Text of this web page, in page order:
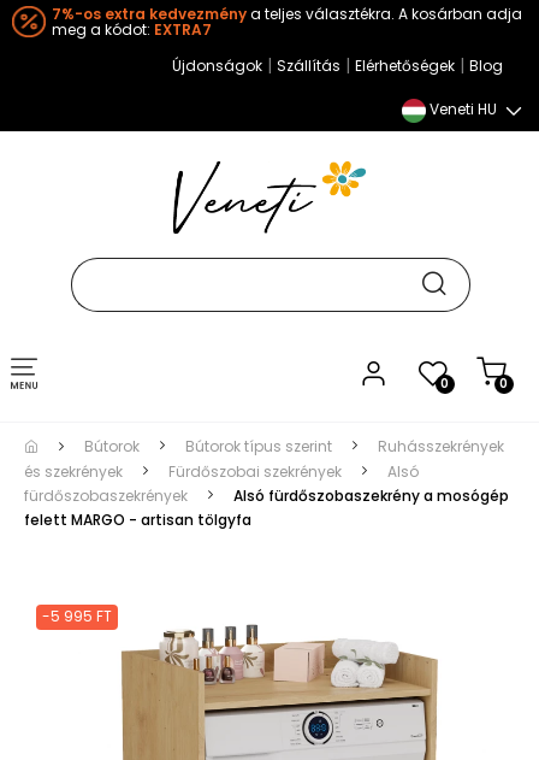
7%-os extra kedvezménya teljes választékra. A kosárban adja
meg a kódot: EXTRA7
Újdonságok | Szállítás | Elérhetőségek | Blog
Veneti HU
0 0
Toggle
navigation
Bútorok Bútorok típus szerint
Ruhásszekrények
és szekrények
Fürdőszobai szekrények
Alsó
fürdőszobaszekrények
Alsó fürdőszobaszekrény a mosógép
felett MARGO - artisan tölgyfa
-5 995 FT